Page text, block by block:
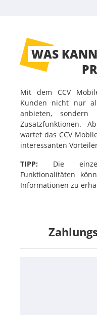
WAS
Mit dem CCV
Kunden nicht nur
anbieten,
Zusatzfunktionen.
wartet das CCV
interessanten
TIPP: Die
Funktionalitäten
Informationen zu